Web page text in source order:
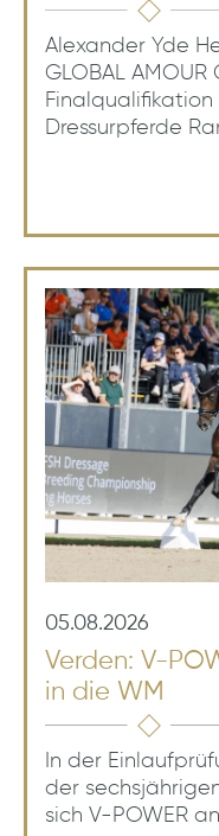
Alexander Yde
GLOBAL
Dressurpferde
05.08.2026
Verden: V-
in die WM
In der
der
sich V-POWER